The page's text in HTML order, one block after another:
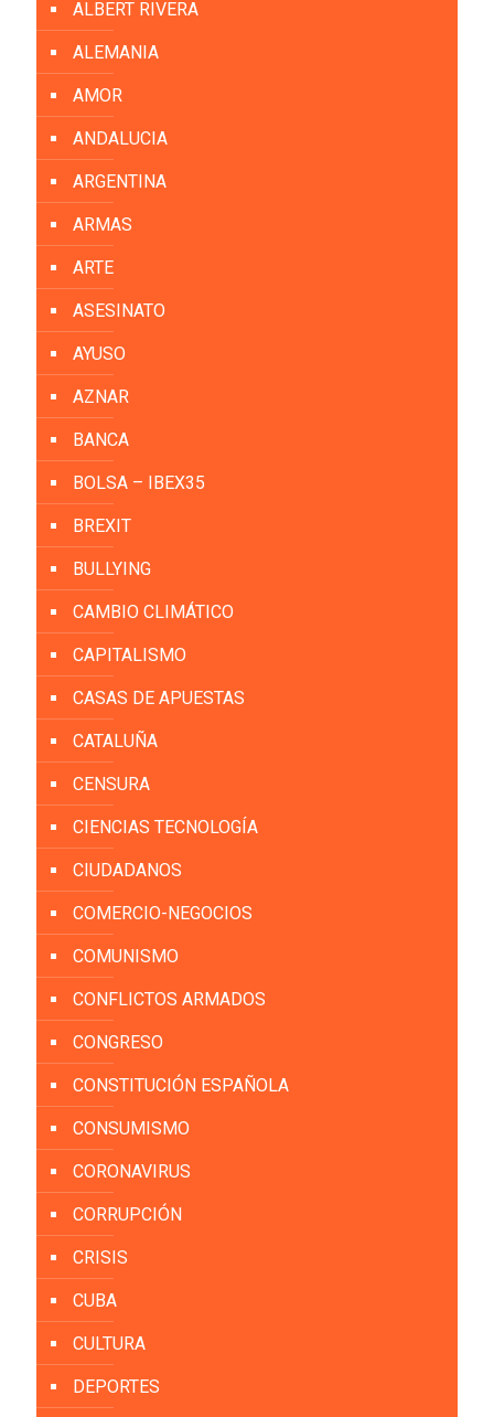
ALBERT RIVERA
ALEMANIA
AMOR
ANDALUCIA
ARGENTINA
ARMAS
ARTE
ASESINATO
AYUSO
AZNAR
BANCA
BOLSA – IBEX35
BREXIT
BULLYING
CAMBIO CLIMÁTICO
CAPITALISMO
CASAS DE APUESTAS
CATALUÑA
CENSURA
CIENCIAS TECNOLOGÍA
CIUDADANOS
COMERCIO-NEGOCIOS
COMUNISMO
CONFLICTOS ARMADOS
CONGRESO
CONSTITUCIÓN ESPAÑOLA
CONSUMISMO
CORONAVIRUS
CORRUPCIÓN
CRISIS
CUBA
CULTURA
DEPORTES